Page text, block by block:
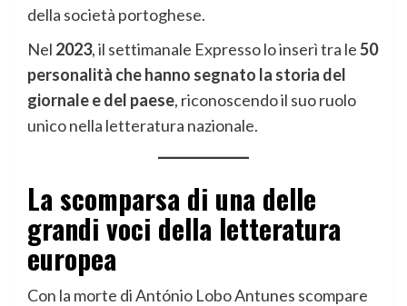
della società portoghese.
Nel 2023, il settimanale Expresso lo inserì tra le50
personalità che hanno segnato la storia del
giornale e del paese, riconoscendo il suo ruolo
unico nella letteratura nazionale.
La scomparsa di una delle
grandi voci della letteratura
europea
Con la morte di António Lobo Antunes scompare